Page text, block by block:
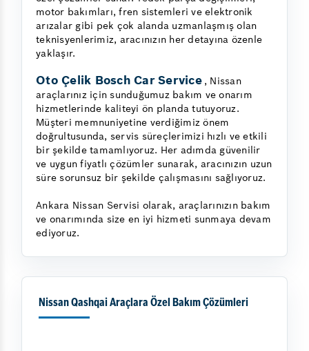
motor bakımları, fren sistemleri ve elektronik
arızalar gibi pek çok alanda uzmanlaşmış olan
teknisyenlerimiz, aracınızın her detayına özenle
yaklaşır.
Oto Çelik Bosch Car Service , Nissan
araçlarınız için sunduğumuz bakım ve onarım
hizmetlerinde kaliteyi ön planda tutuyoruz.
Müşteri memnuniyetine verdiğimiz önem
doğrultusunda, servis süreçlerimizi hızlı ve etkili
bir şekilde tamamlıyoruz. Her adımda güvenilir
ve uygun fiyatlı çözümler sunarak, aracınızın uzun
süre sorunsuz bir şekilde çalışmasını sağlıyoruz.
Ankara Nissan Servisi olarak, araçlarınızın bakım
ve onarımında size en iyi hizmeti sunmaya devam
ediyoruz.
Nissan Qashqai Araçlara Özel Bakım Çözümleri